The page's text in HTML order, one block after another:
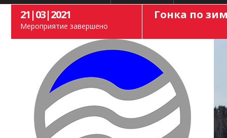
21|03|2021
Мероприятие завершено
Гонка по